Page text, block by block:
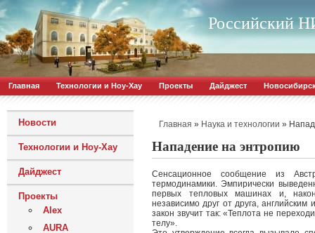
Российский
Главная Технологии и Ноу-Хау Проекты Дайджест
Новости
Технологии и Ноу-Хау
Дайджест
Проекты
Alex
AURA
Главная » Наука и технологии »
Нападение на энтропию
Сенсационное сообщение из
термодинамики. Эмпирически
первых тепловых машинах и,
независимо друг от друга,
закон звучит так: «Теплота не
телу».